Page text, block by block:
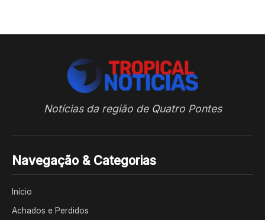
Notícias da região de Quatro Pontes
Navegação & Categorias
Início
Achados e Perdidos